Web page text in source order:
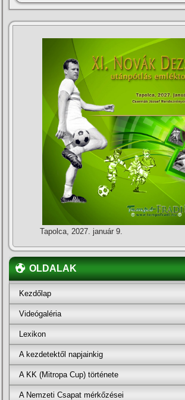
Tapolca, 2027. január 9.
OLDALAK
Kezdőlap
Videógaléria
Lexikon
A kezdetektől napjainkig
A KK (Mitropa Cup) története
A Nemzeti Csapat mérkőzései